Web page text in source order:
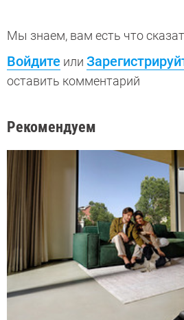
Мы знаем, вам есть что
Войдите или
оставить комментарий
Рекомендуем